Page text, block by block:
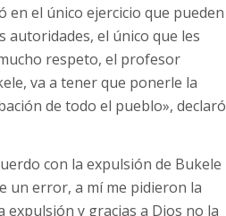
el único ejercicio que pueden
autoridades, el único que les
respeto, el profesor
va a tener que ponerle la
de todo el pueblo», declaró
con la expulsión de Bukele
un error, a mí me pidieron la
y gracias a Dios no la